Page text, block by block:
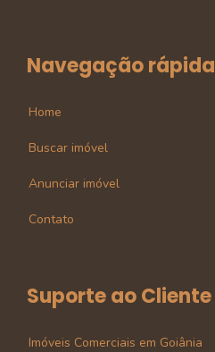
Navegação rápida
Home
Buscar imóvel
Anunciar imóvel
Contato
Suporte ao Cliente
Imóveis Comerciais em Goiânia